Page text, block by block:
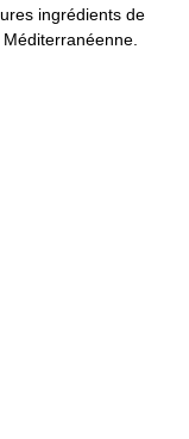
ingrédients de